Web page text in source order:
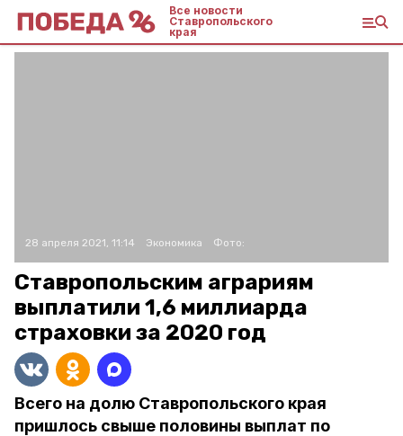
Все новости
Ставропольского
края
28 апреля 2021, 11:14 Экономика Фото:
Ставропольским аграриям
выплатили 1,6 миллиарда
страховки за 2020 год
Всего на долю Ставропольского края
пришлось свыше половины выплат по